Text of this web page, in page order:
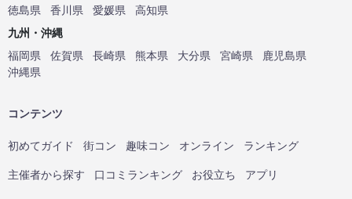
徳島県
香川県 愛媛県
高知県
九州・沖縄
福岡県
佐賀県 長崎県 熊本県 大分県 宮崎県
鹿児島県
沖縄県
コンテンツ
初めてガイド 街コン 趣味コン オンライン ランキング
主催者から探す 口コミランキング お役立ち アプリ